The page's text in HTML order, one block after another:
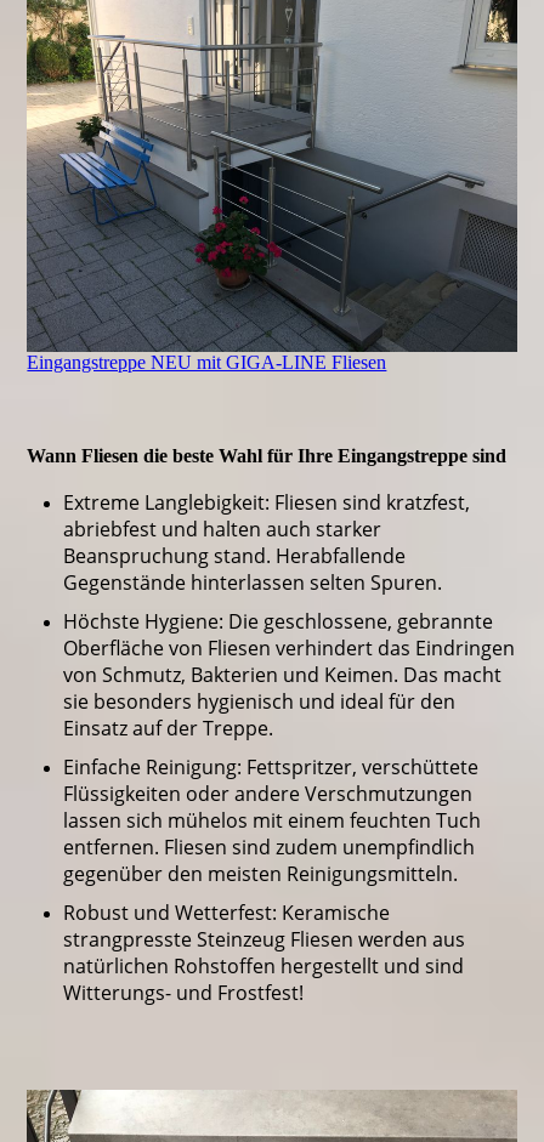
Eingangstreppe NEU mit GIGA-LINE Fliesen
Wann Fliesen die beste Wahl für Ihre Eingangstreppe sind
Extreme Langlebigkeit: Fliesen sind kratzfest,
abriebfest und halten auch starker
Beanspruchung stand. Herabfallende
Gegenstände hinterlassen selten Spuren.
Höchste Hygiene: Die geschlossene, gebrannte
Oberfläche von Fliesen verhindert das Eindringen
von Schmutz, Bakterien und Keimen. Das macht
sie besonders hygienisch und ideal für den
Einsatz auf der Treppe.
Einfache Reinigung: Fettspritzer, verschüttete
Flüssigkeiten oder andere Verschmutzungen
lassen sich mühelos mit einem feuchten Tuch
entfernen. Fliesen sind zudem unempfindlich
gegenüber den meisten Reinigungsmitteln.
Robust und Wetterfest: Keramische
strangpresste Steinzeug Fliesen werden aus
natürlichen Rohstoffen hergestellt und sind
Witterungs- und Frostfest!